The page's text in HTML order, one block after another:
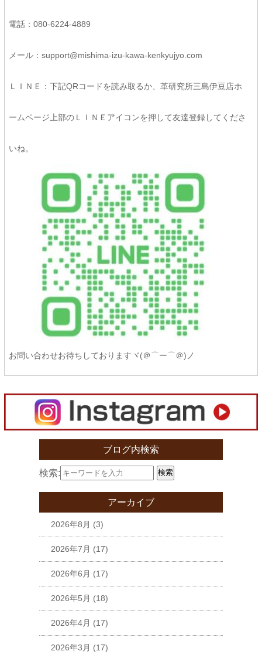
電話：080-6224-4889
メール：support@mishima-izu-kawa-kenkyujyo.com
ＬＩＮＥ：下記QRコードを読み取るか、革研究所三島伊豆店ホ
ームページ上部のＬＩＮＥアイコンを押して友達登録してくださ
いね。
お問い合わせお待ちしておりますヾ(＠⌒ー⌒＠)ノ
ブログ内検索
検索: 検索
アーカイブ
2026年8月 (3)
2026年7月 (17)
2026年6月 (17)
2026年5月 (18)
2026年4月 (17)
2026年3月 (17)